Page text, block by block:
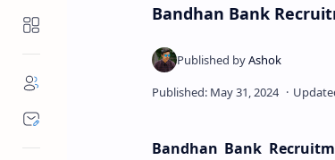
Bandhan Bank
Bandhan Bank